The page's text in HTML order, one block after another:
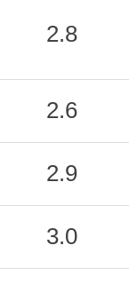
92
73
168
107
2.8
2.6
2.9
3.0